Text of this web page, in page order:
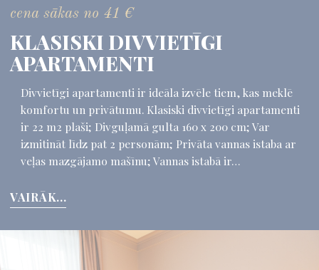
cena sākas no 41 €
KLASISKI DIVVIETĪGI
APARTAMENTI
Divvietīgi apartamenti ir ideāla izvēle tiem, kas meklē
komfortu un privātumu. Klasiski divvietīgi apartamenti
ir 22 m2 plaši; Divguļamā gulta 160 x 200 cm; Var
izmitināt līdz pat 2 personām; Privāta vannas istaba ar
veļas mazgājamo mašīnu; Vannas istabā ir…
VAIRĀK...